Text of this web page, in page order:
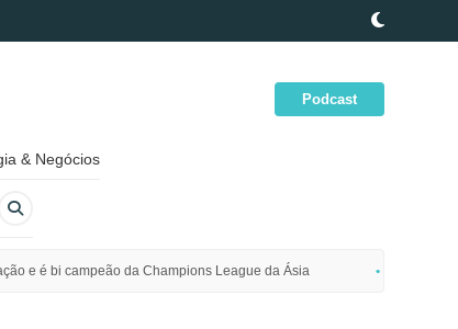
Podcast
& Negócios
e é bi campeão da Champions League da Ásia